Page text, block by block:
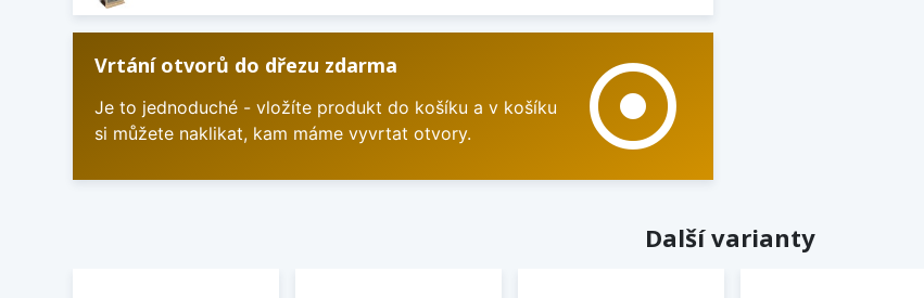
Vrtání otvorů do dřezu zdarma
Je to jednoduché - vložíte produkt do košíku a v košíku
si můžete naklikat, kam máme vyvrtat otvory.
adjust
Další varianty